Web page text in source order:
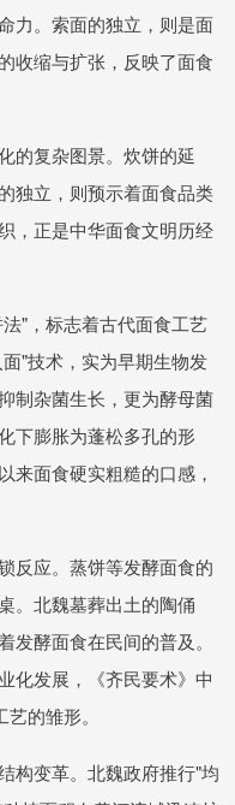
力。索面的独立，则是面
收缩与扩张，反映了面食
的复杂图景。炊饼的延
独立，则预示着面食品类
，正是中华面食文明历经
"，标志着古代面食工艺
"技术，实为早期生物发
制杂菌生长，更为酵母菌
下膨胀为蓬松多孔的形
来面食硬实粗糙的口感，
反应。蒸饼等发酵面食的
。北魏墓葬出土的陶俑
酵面食在民间的普及。
化发展，《齐民要术》中
的雏形。
构变革。北魏政府推行"均